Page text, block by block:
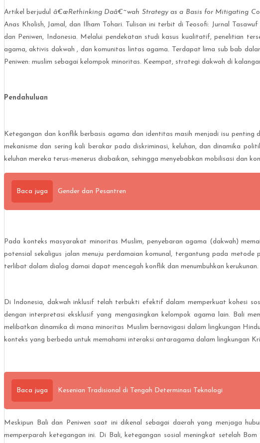
Artikel berjudul â€œRethinking Daâ€˜wah Strategy as a Basis for Mitigating
Anas Kholish, Jamal, dan Ilham Tohari. Tulisan ini terbit di Teosofi: Jurnal
dan Peniwen, Indonesia. Melalui pendekatan studi kasus kualitatif, penelitian
agama, aktivis dakwah , dan komunitas lintas agama. Terdapat lima sub bab
Peniwen: muslim sebagai kelompok minoritas. Keempat, strategi dakwah di
Pendahuluan
Ketegangan dan konflik berbasis agama dan identitas masih menjadi isu
mekanisme dan sering kali berakar pada diskriminasi, keluhan, dan dinamika
keluhan mereka terus-menerus diabaikan, sehingga menyebabkan mobilisasi dan
Baca juga Gender dan Pesantren
Pada konteks masyarakat minoritas Muslim, penyebaran agama (dakwah)
potensial sekaligus jalan menuju perdamaian komunal, tergantung pada
terlibat dalam dialog damai dapat mencegah konflik dan menumbuhkan kerukunan.
Di Indonesia, dakwah inklusif telah terbukti efektif dalam memperkuat kohesi
dengan interpretasi eksklusif yang mengasingkan kelompok agama lain. Bali
melibatkan dinamika di mana minoritas Muslim bernavigasi dalam lingkungan
konteks yang berbeda untuk memahami interaksi antaragama dalam lingkungan
Baca juga Kesenian Tradisional di Tengah Determinasi Teknologi
Meskipun Bali dan Peniwen saat ini dikenal sebagai daerah yang menjaga
memperparah ketegangan ini. Di Bali, ketegangan sosial meningkat setelah